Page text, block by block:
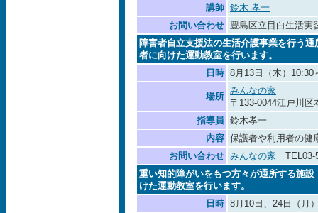
講師 鈴木 孝一
お問い合わせ 豊島区立目白生活実
障害者自立支援法の生活介護事業を行う
者に向けた運動教室を行います。
日時 8月13日（木）10:30
場所
みんなの家
〒133-0044江戸川区
指導員 鈴木孝一
内容 保護者や利用者の健
お問い合わせ みんなの家 TEL03-
重い知的障がいをもつ方々が通所する施
けた運動教室を行います。
日時 8月10日、24日（月